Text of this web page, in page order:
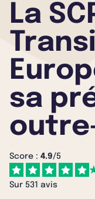
La
sa
Score : 4.9/5
Sur 531 avis